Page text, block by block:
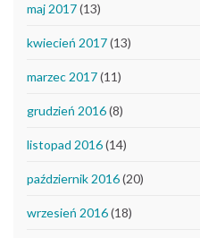
maj 2017(13)
kwiecień 2017(13)
marzec 2017(11)
grudzień 2016(8)
listopad 2016(14)
październik 2016(20)
wrzesień 2016(18)